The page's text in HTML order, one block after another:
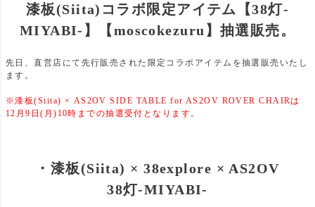
漆板(Siita)コラボ限定アイテム【38灯-
MIYABI-】【moscokezuru】抽選販売。
先日、直営店にて先行販売された限定コラボアイテムを抽選販売いたし
ます。
※漆板(Siita) × AS2OV SIDE TABLE for AS2OV ROVER CHAIRは
12月9日(月)10時までの抽選受付となります。
・漆板(Siita) × 38explore × AS2OV
38灯-MIYABI-